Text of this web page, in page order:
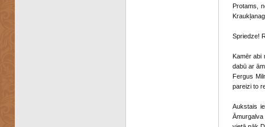
Protams,
Spriedze!
Kamēr abi
dabū ar
Fergus
pareizi to
Aukstais
Āmurgalva